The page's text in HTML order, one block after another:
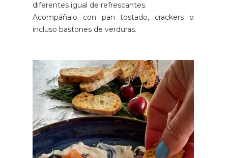
diferentes igual de refrescantes.
Acompáñalo con pan tostado, crackers o
incluso bastones de verduras.